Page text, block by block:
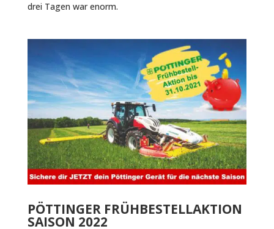
drei Tagen war enorm.
PÖTTINGER FRÜHBESTELLAKTION
SAISON 2022